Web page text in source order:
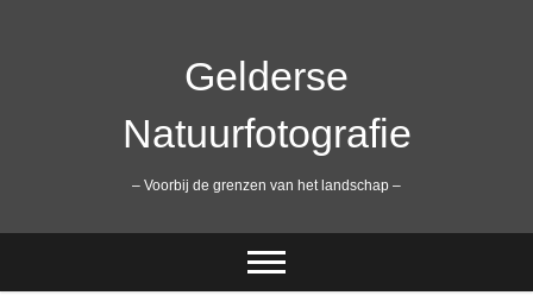
Gelderse
Natuurfotografie
– Voorbij de grenzen van het landschap –